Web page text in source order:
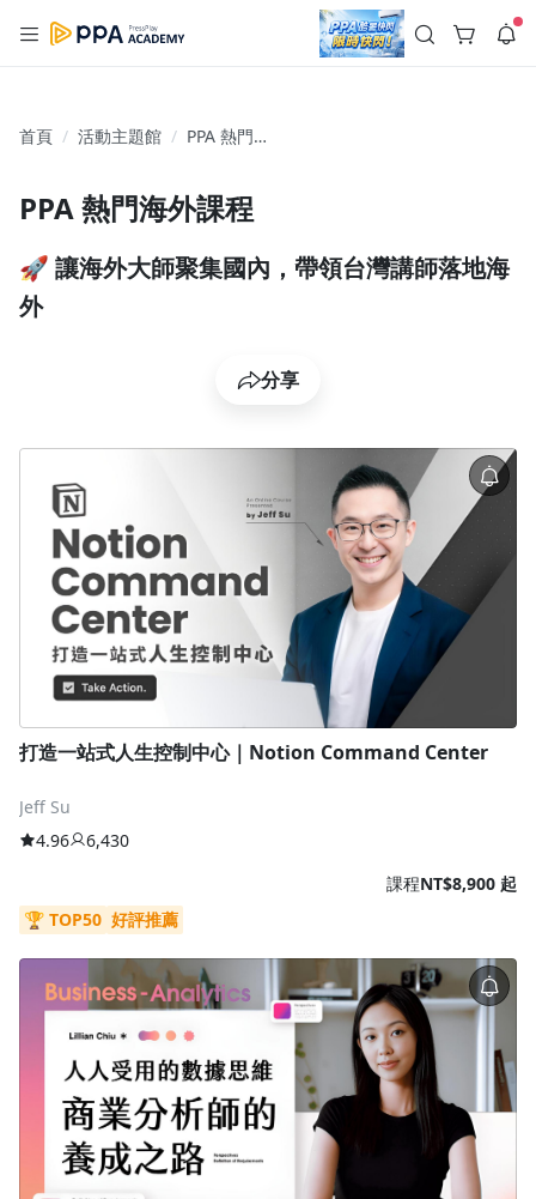
登入/註冊
🌞 PPA 避暑津貼．冷氣房升級｜期間快閃活動
2% 點數回饋！🚀 酷暑來襲．偷偷在冷氣房升級 📈⭐️ 【冷氣房
進修 限時開跑】◾單筆滿 NT$2,500 現折 NT$300◾活動期間：
即日起 - 8/13（只有一週）-📣 酷暑季好康 \ 再加碼 /→ 點數回饋
$5,000 回饋 2% 點數🎁 此為 PPA 官方帳號 Line@ 專屬活動，加
入好友👉 享有「渠道專屬活動」及「個人化推播」！
3 天前
查看全部
首頁 活動主題館
PPA 熱門海
PPA 熱門海外課程
🚀 讓海外大師聚集國內，帶領台灣講師落地海
外
分享
打造一站式人生控制中心｜Notion Command Center
Jeff Su
4.96
6,430
課程NT$8,900 起
🏆 TOP50 好評推薦
1.0x
1.0x
清除全部